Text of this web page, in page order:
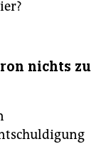
nichts zu